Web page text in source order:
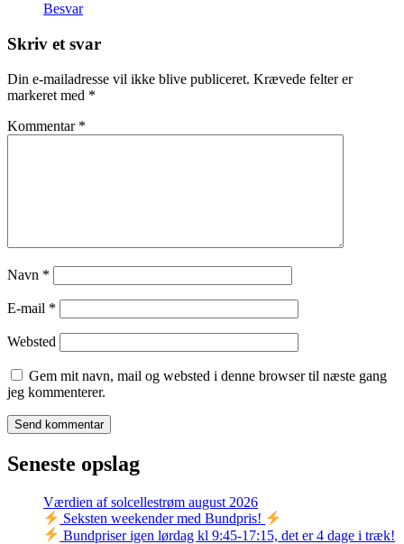
Besvar
Skriv et svar
Din e-mailadresse vil ikke blive publiceret. Krævede felter er
markeret med *
Kommentar *
Navn *
E-mail *
Websted
Gem mit navn, mail og websted i denne browser til næste gang
jeg kommenterer.
Seneste opslag
Værdien af solcellestrøm august 2026
Seksten weekender med Bundpris!
Bundpriser igen lørdag kl 9:45-17:15, det er 4 dage i træk!